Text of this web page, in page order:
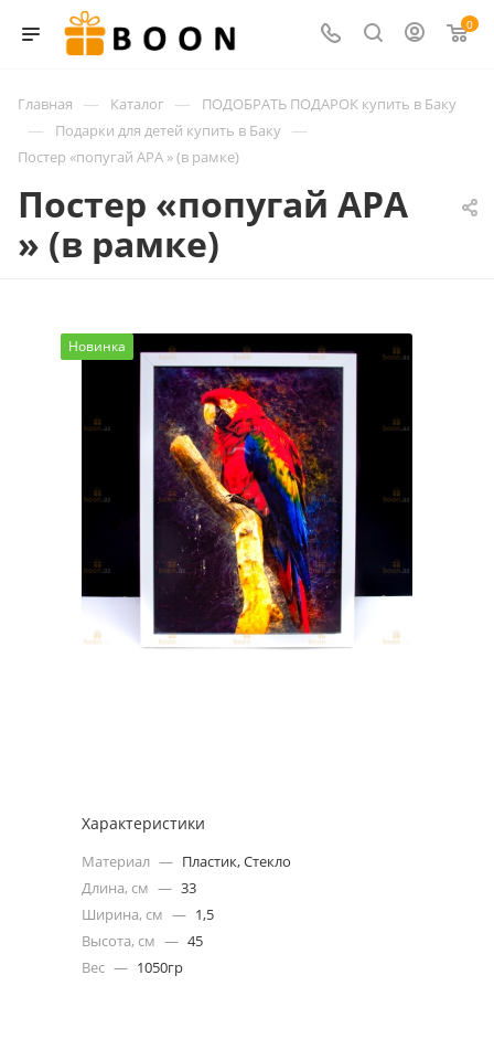
0
Главная — Каталог — ПОДОБРАТЬ ПОДАРОК купить в Баку
— Подарки для детей купить в Баку —
Постер «попугай АРА » (в рамке)
Постер «попугай АРА
» (в рамке)
Новинка
Характеристики
Материал — Пластик, Стекло
Длина, см — 33
Ширина, см — 1,5
Высота, см — 45
Вес — 1050гр